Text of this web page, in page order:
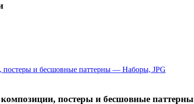
постеры и бесшовные паттерны